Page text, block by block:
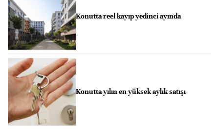
Konutta reel kayıp yedinci ayında
Konutta yılın en yüksek aylık satışı